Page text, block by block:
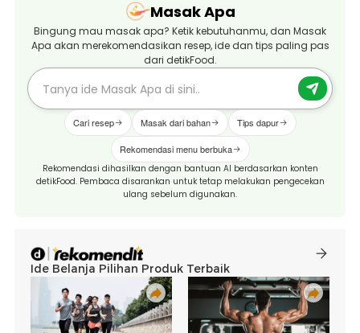
Masak Apa
Bingung mau masak apa? Ketik kebutuhanmu, dan Masak
Apa akan merekomendasikan resep, ide dan tips paling pas
dari detikFood.
Cari resep Masak dari bahan Tips dapur
Rekomendasi menu berbuka
Rekomendasi dihasilkan dengan bantuan AI berdasarkan konten
detikFood. Pembaca disarankan untuk tetap melakukan pengecekan
ulang sebelum digunakan.